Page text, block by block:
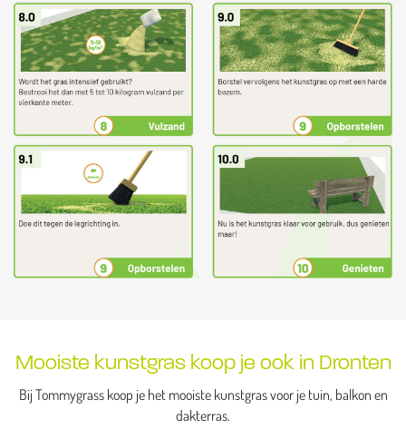
Mooiste kunstgras koop je ook in Dronten
Bij Tommygrass koop je het mooiste kunstgras voor je tuin, balkon en
dakterras.